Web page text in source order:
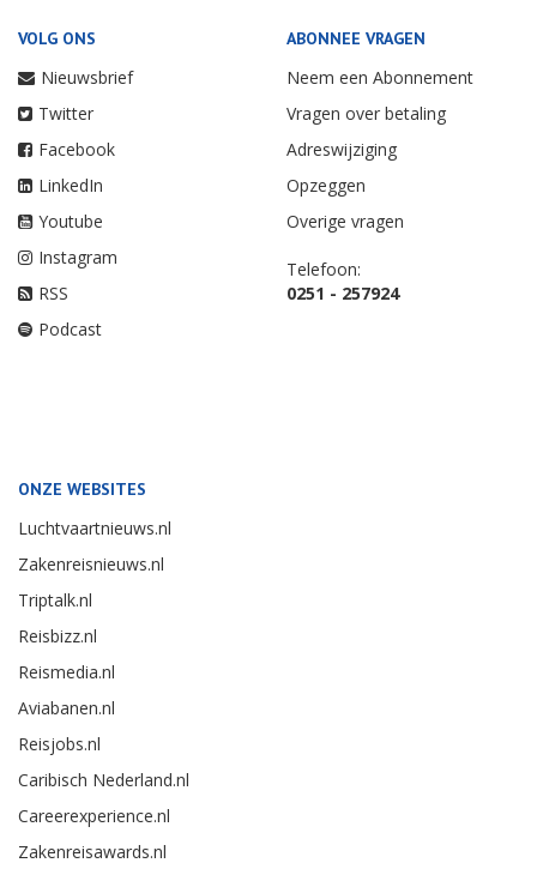
VOLG ONS
Nieuwsbrief
Twitter
Facebook
LinkedIn
Youtube
Instagram
RSS
Podcast
ABONNEE VRAGEN
Neem een Abonnement
Vragen over betaling
Adreswijziging
Opzeggen
Overige vragen
Telefoon:
0251 - 257924
ONZE WEBSITES
Luchtvaartnieuws.nl
Zakenreisnieuws.nl
Triptalk.nl
Reisbizz.nl
Reismedia.nl
Aviabanen.nl
Reisjobs.nl
Caribisch Nederland.nl
Careerexperience.nl
Zakenreisawards.nl